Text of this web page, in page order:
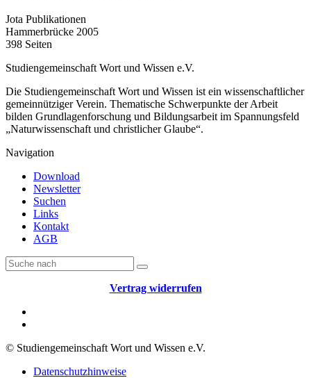
Jota Publikationen
Hammerbrücke 2005
398 Seiten
Studiengemeinschaft Wort und Wissen e.V.
Die Studiengemeinschaft Wort und Wissen ist ein wissenschaftlicher
gemeinnütziger Verein. Thematische Schwerpunkte der Arbeit
bilden Grundlagenforschung und Bildungsarbeit im Spannungsfeld
„Naturwissenschaft und christlicher Glaube“.
Navigation
Download
Newsletter
Suchen
Links
Kontakt
AGB
Vertrag widerrufen
© Studiengemeinschaft Wort und Wissen e.V.
Datenschutzhinweise